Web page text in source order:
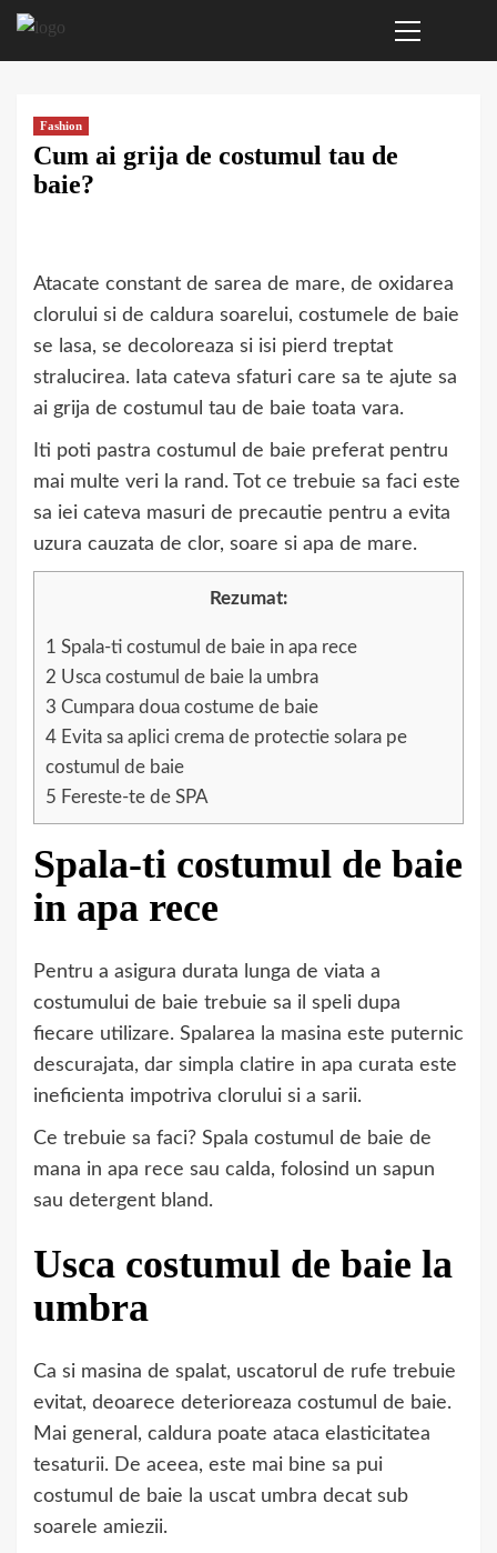
Sari
Menu
Fashion
Cum ai grija de costumul tau de
baie?
Atacate constant de sarea de mare, de oxidarea
clorului si de caldura soarelui, costumele de baie
se lasa, se decoloreaza si isi pierd treptat
stralucirea. Iata cateva sfaturi care sa te ajute sa
ai grija de costumul tau de baie toata vara.
Iti poti pastra costumul de baie preferat pentru
mai multe veri la rand. Tot ce trebuie sa faci este
sa iei cateva masuri de precautie pentru a evita
uzura cauzata de clor, soare si apa de mare.
Rezumat:
1 Spala-ti costumul de baie in apa rece
2 Usca costumul de baie la umbra
3 Cumpara doua costume de baie
4 Evita sa aplici crema de protectie solara pe
costumul de baie
5 Fereste-te de SPA
Spala-ti costumul de baie
in apa rece
Pentru a asigura durata lunga de viata a
costumului de baie trebuie sa il speli dupa
fiecare utilizare. Spalarea la masina este puternic
descurajata, dar simpla clatire in apa curata este
ineficienta impotriva clorului si a sarii.
Ce trebuie sa faci? Spala costumul de baie de
mana in apa rece sau calda, folosind un sapun
sau detergent bland.
Usca costumul de baie la
umbra
Ca si masina de spalat, uscatorul de rufe trebuie
evitat, deoarece deterioreaza costumul de baie.
Mai general, caldura poate ataca elasticitatea
tesaturii. De aceea, este mai bine sa pui
costumul de baie la uscat umbra decat sub
soarele amiezii.